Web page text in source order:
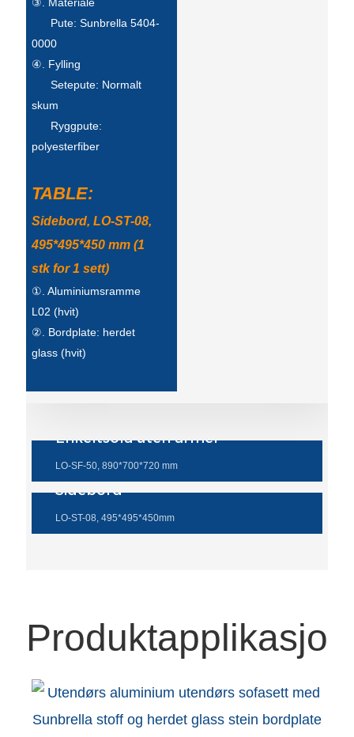
հայերեն
Kurmancî
繁體中文
ئۇيغۇرچە
Esperanto
Pute: Sunbrella 5404-
0000
④. Fylling
Setepute: Normalt
skum
Ryggpute:
polyesterfiber
TABLE:
Sidebord, LO-ST-08,
495*495*450 mm (1
stk for 1 sett)
①. Aluminiumsramme
L02 (hvit)
②. Bordplate: herdet
glass (hvit)
Enkeltsofa uten armer
LO-SF-50, 890*700*720 mm
Sidebord
LO-ST-08, 495*495*450mm
Produktapplikasjon